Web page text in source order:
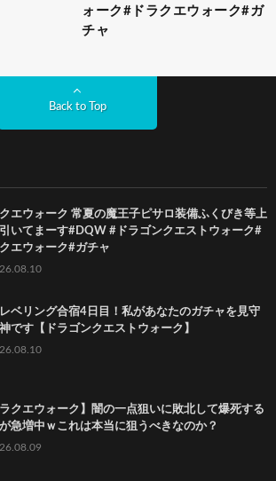
ォーク#ドラクエウォーク#ガ
チャ
Back to Top
クエウォーク 常夏の魔王子ピサロ装備ふくびき等上
いてまーす#DQW #ドラゴンクエストウォーク#
クエウォーク#ガチャ
ベリング合宿4日目！私があなたのガチャを見守
です【ドラゴンクエストウォーク】
ラクエウォーク】闇の一点狙いに敗北して爆死する
急増中ｗこれは本当に狙うべきなのか？